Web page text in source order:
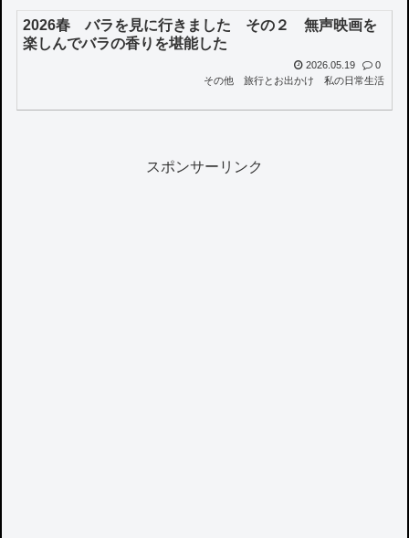
2026春 バラを見に行きました その２ 無声映画を
楽しんでバラの香りを堪能した
2026.05.19
0
その他
旅行とお出かけ 私の日常生活
スポンサーリンク